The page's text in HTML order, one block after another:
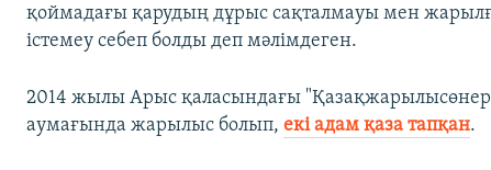
қоймадағы қарудың дұрыс сақталмауы мен
істемеу себеп болды деп мәлімдеген.
2014 жылы Арыс қаласындағы
аумағында жарылыс болып,екі адам қаза тапқан.